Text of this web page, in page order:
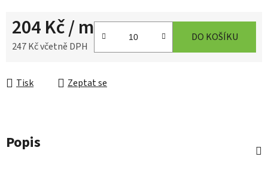
204 Kč/ m
247 Kč včetně DPH
DO KOŠÍKU
Tisk Zeptat se
Popis